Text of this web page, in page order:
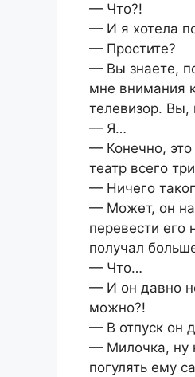
— Что?!
— И я хотела
— Простите?
— Вы знаете,
мне внимания
телевизор.
— Я…
— Конечно,
театр всего
— Ничего
— Может, он на
перевести
получал
— Что…
— И он давно
можно?!
— В отпуск он
— Милочка, ну
погулять ему